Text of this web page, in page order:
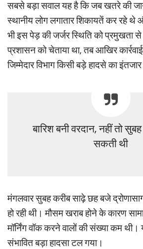
सबसे बड़ा सवाल यह है कि जब खतरे की
स्थानीय लोग लगातार शिकायतें कर रहे थे
भी इस पेड़ की जर्जर स्थिति को प्रमुखता
प्रशासन को चेताया था, तब आखिर
जिम्मेदार विभाग किसी बड़े हादसे का
बारिश बनी वरदान, नहीं तो
सकती थी
मंगलवार सुबह करीब साढ़े छह बजे
हो रही थी। मौसम खराब होने के कारण
मॉर्निंग वॉक करने वालों की संख्या कम थी।
संभावित बड़ा हादसा टल गया।